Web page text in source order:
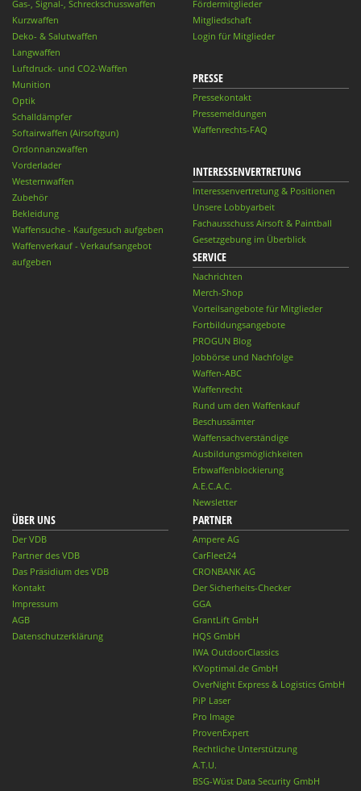
Gas-, Signal-, Schreckschusswaffen
Kurzwaffen
Deko- & Salutwaffen
Langwaffen
Luftdruck- und CO2-Waffen
Munition
Optik
Schalldämpfer
Softairwaffen (Airsoftgun)
Ordonnanzwaffen
Vorderlader
Westernwaffen
Zubehör
Bekleidung
Waffensuche - Kaufgesuch aufgeben
Waffenverkauf - Verkaufsangebot
aufgeben
Fördermitglieder
Mitgliedschaft
Login für Mitglieder
PRESSE
Pressekontakt
Pressemeldungen
Waffenrechts-FAQ
INTERESSENVERTRETUNG
Interessenvertretung & Positionen
Unsere Lobbyarbeit
Fachausschuss Airsoft & Paintball
Gesetzgebung im Überblick
SERVICE
Nachrichten
Merch-Shop
Vorteilsangebote für Mitglieder
Fortbildungsangebote
PROGUN Blog
Jobbörse und Nachfolge
Waffen-ABC
Waffenrecht
Rund um den Waffenkauf
Beschussämter
Waffensachverständige
Ausbildungsmöglichkeiten
Erbwaffenblockierung
A.E.C.A.C.
Newsletter
ÜBER UNS
Der VDB
Partner des VDB
Das Präsidium des VDB
Kontakt
Impressum
AGB
Datenschutzerklärung
PARTNER
Ampere AG
CarFleet24
CRONBANK AG
Der Sicherheits-Checker
GGA
GrantLift GmbH
HQS GmbH
IWA OutdoorClassics
KVoptimal.de GmbH
OverNight Express & Logistics GmbH
PiP Laser
Pro Image
ProvenExpert
Rechtliche Unterstützung
A.T.U.
BSG-Wüst Data Security GmbH